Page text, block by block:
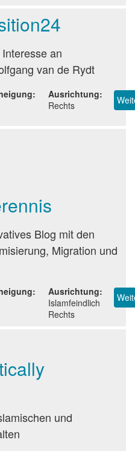
an
van de Rydt
Ausrichtung
Rechts
Blog mit den
Migration und
Ausrichtung
Islamfeindlich
Rechts
und